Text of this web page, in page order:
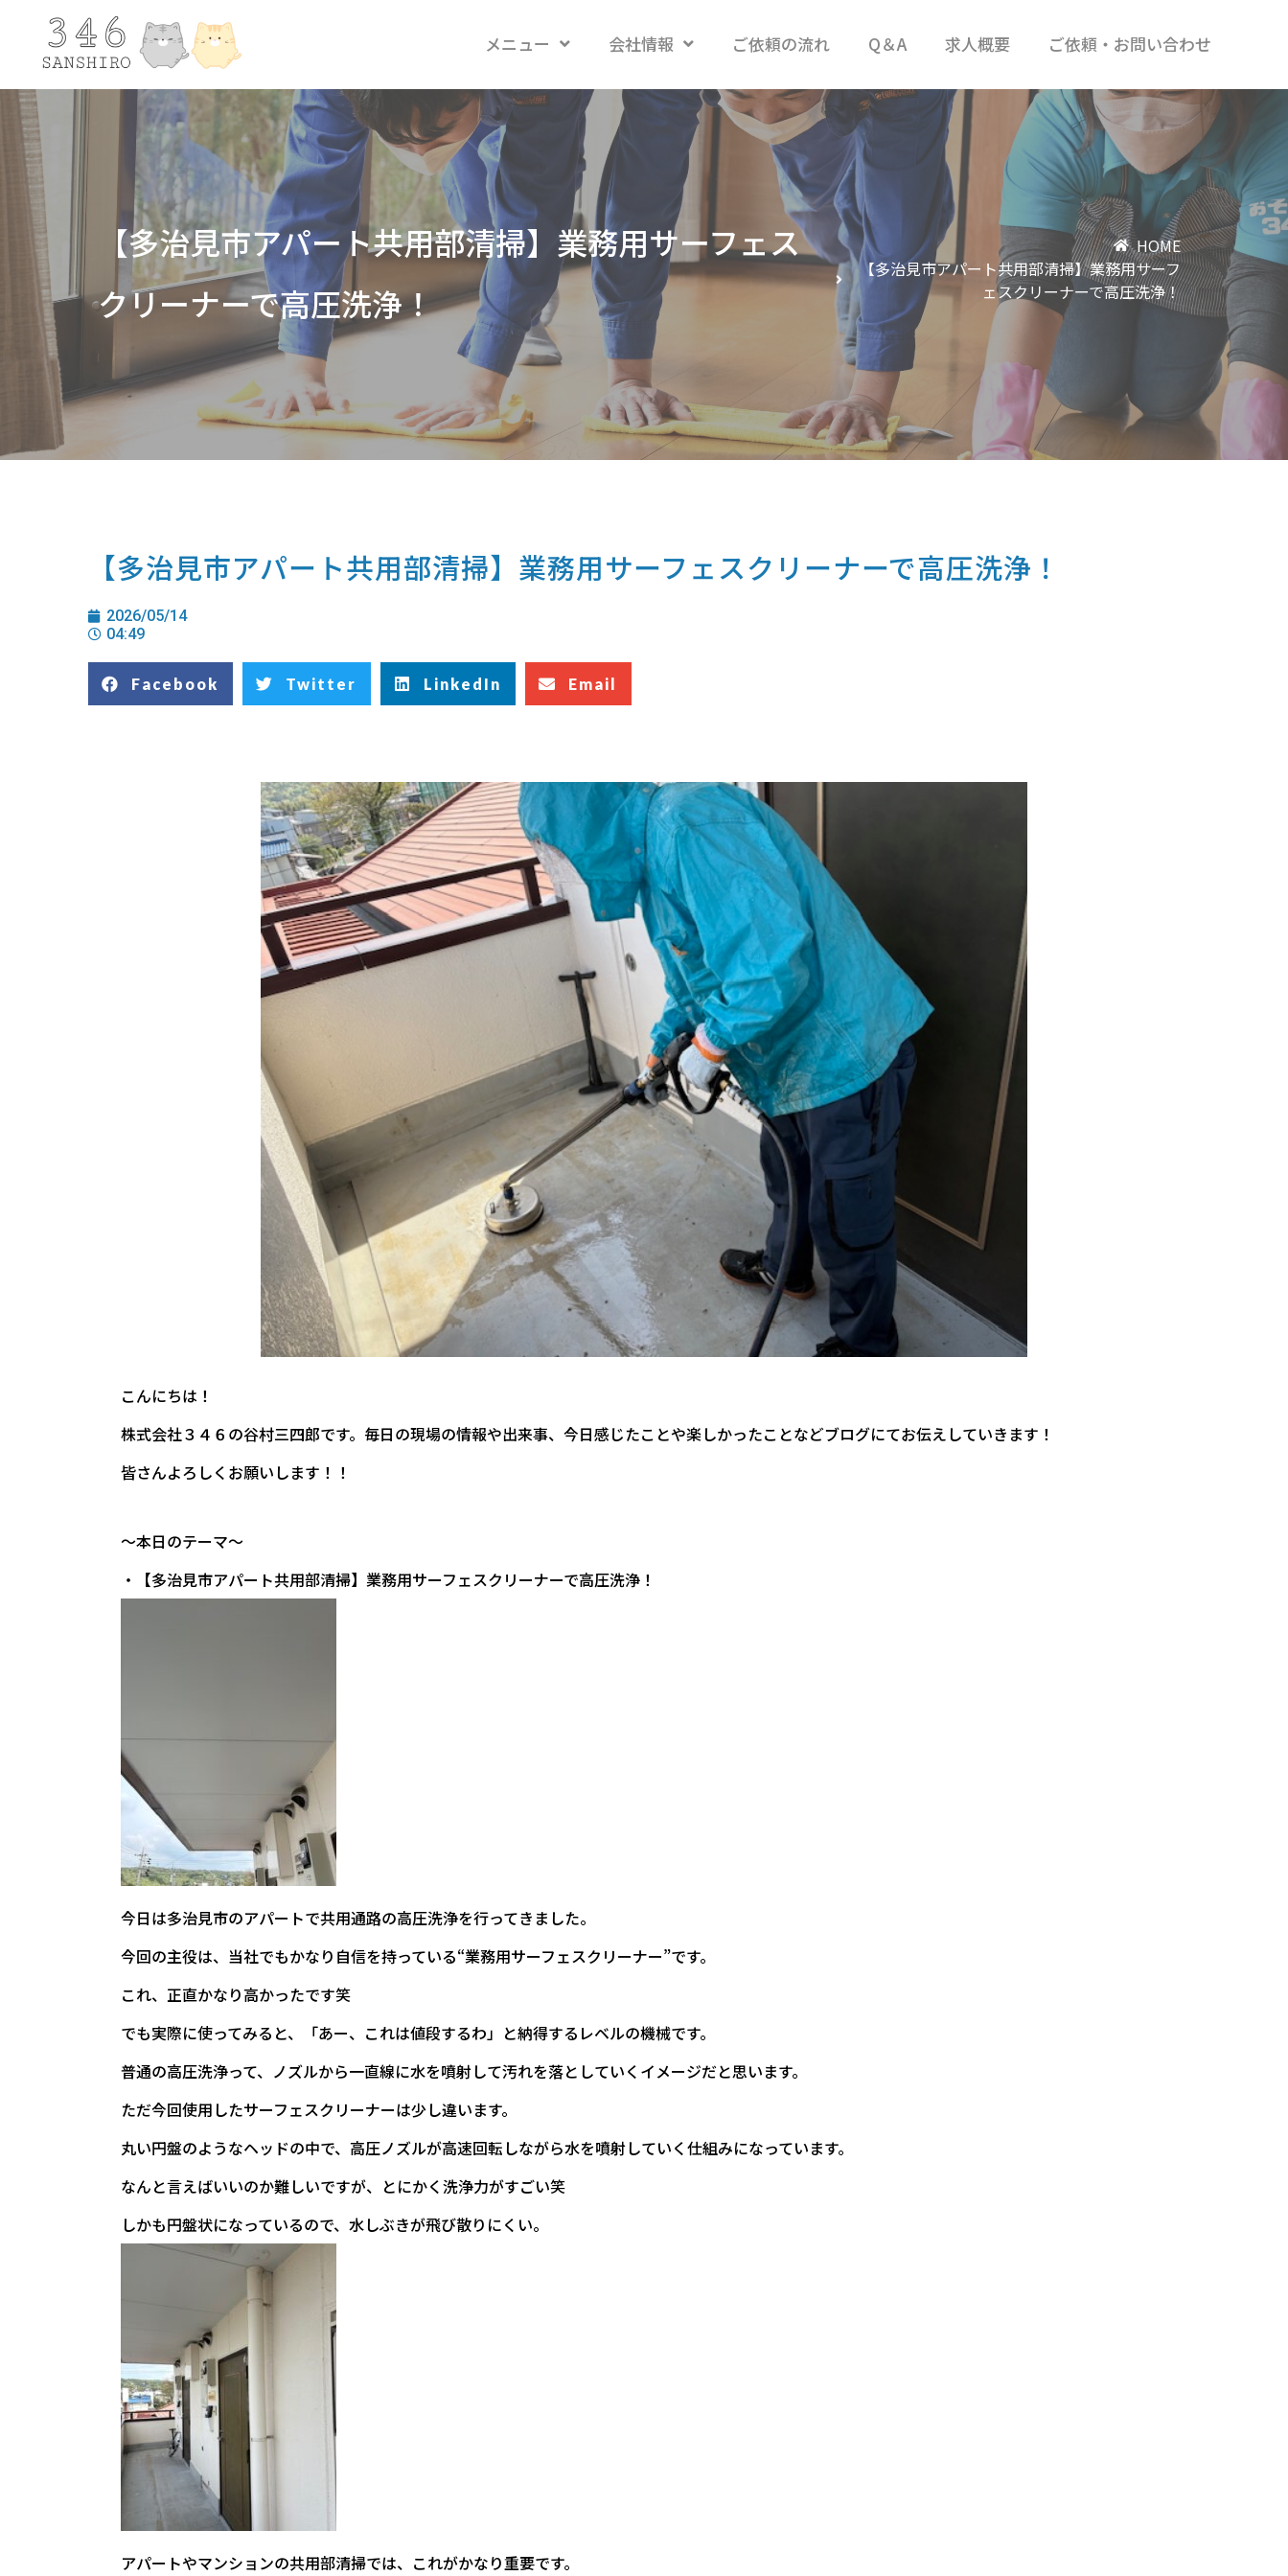
メニュー 会社情報 ご依頼の流れ Q＆A 求人概要 ご依頼・お問い合わせ
【多治見市アパート共用部清掃】業務用サーフェス
クリーナーで高圧洗浄！
HOME
【多治見市アパート共用部清掃】業務用サーフ
ェスクリーナーで高圧洗浄！
【多治見市アパート共用部清掃】業務用サーフェスクリーナーで高圧洗浄！
2026/05/14
04:49
Facebook Twitter LinkedIn Email
こんにちは！
株式会社３４６の谷村三四郎です。毎日の現場の情報や出来事、今日感じたことや楽しかったことなどブログにてお伝えしていきます！
皆さんよろしくお願いします！！
～本日のテーマ～
・【多治見市アパート共用部清掃】業務用サーフェスクリーナーで高圧洗浄！
今日は多治見市のアパートで共用通路の高圧洗浄を行ってきました。
今回の主役は、当社でもかなり自信を持っている“業務用サーフェスクリーナー”です。
これ、正直かなり高かったです笑
でも実際に使ってみると、「あー、これは値段するわ」と納得するレベルの機械です。
普通の高圧洗浄って、ノズルから一直線に水を噴射して汚れを落としていくイメージだと思います。
ただ今回使用したサーフェスクリーナーは少し違います。
丸い円盤のようなヘッドの中で、高圧ノズルが高速回転しながら水を噴射していく仕組みになっています。
なんと言えばいいのか難しいですが、とにかく洗浄力がすごい笑
しかも円盤状になっているので、水しぶきが飛び散りにくい。
アパートやマンションの共用部清掃では、これがかなり重要です。